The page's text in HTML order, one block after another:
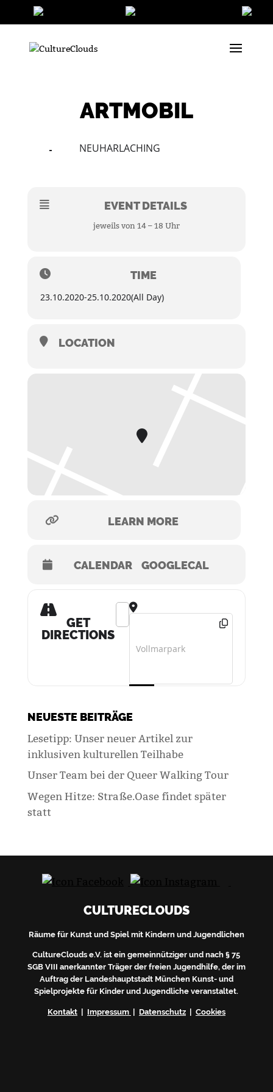
ARTMOBIL
NEUHARLACHING
EVENT DETAILS
jeweils von 14 – 18 Uhr
TIME
23.10.2020-25.10.2020(All Day)
LOCATION
LEARN MORE
CALENDAR GOOGLECAL
GET
DIRECTIONS
Address - ArtMobil []
Destination Address - ArtMobil []
NEUESTE BEITRÄGE
Lesetipp: Unser neuer Artikel zur
inklusiven kulturellen Teilhabe
Unser Team bei der Queer Walking Tour
Wegen Hitze: Straße.Oase findet später
statt
CULTURECLOUDS
Räume für Kunst und Spiel mit Kindern und Jugendlichen
CultureClouds e.V. ist ein gemeinnütziger und nach § 75
SGB VIII anerkannter Träger der freien Jugendhilfe, der im
Auftrag der Landeshauptstadt München Kunst- und
Spielprojekte für Kinder und Jugendliche veranstaltet.
Kontakt| Impressum | Datenschutz| Cookies